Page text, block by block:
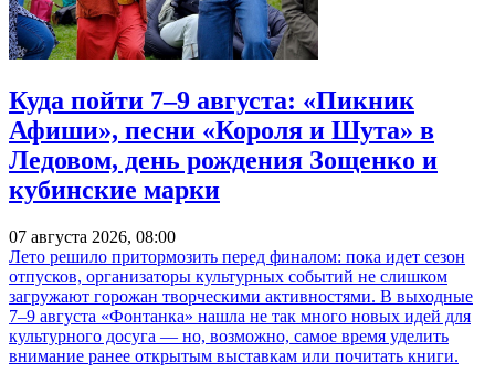
Куда пойти 7–9 августа: «Пикник
Афиши», песни «Короля и Шута» в
Ледовом, день рождения Зощенко и
кубинские марки
07 августа 2026, 08:00
Лето решило притормозить перед финалом: пока идет сезон
отпусков, организаторы культурных событий не слишком
загружают горожан творческими активностями. В выходные
7–9 августа «Фонтанка» нашла не так много новых идей для
культурного досуга — но, возможно, самое время уделить
внимание ранее открытым выставкам или почитать книги.